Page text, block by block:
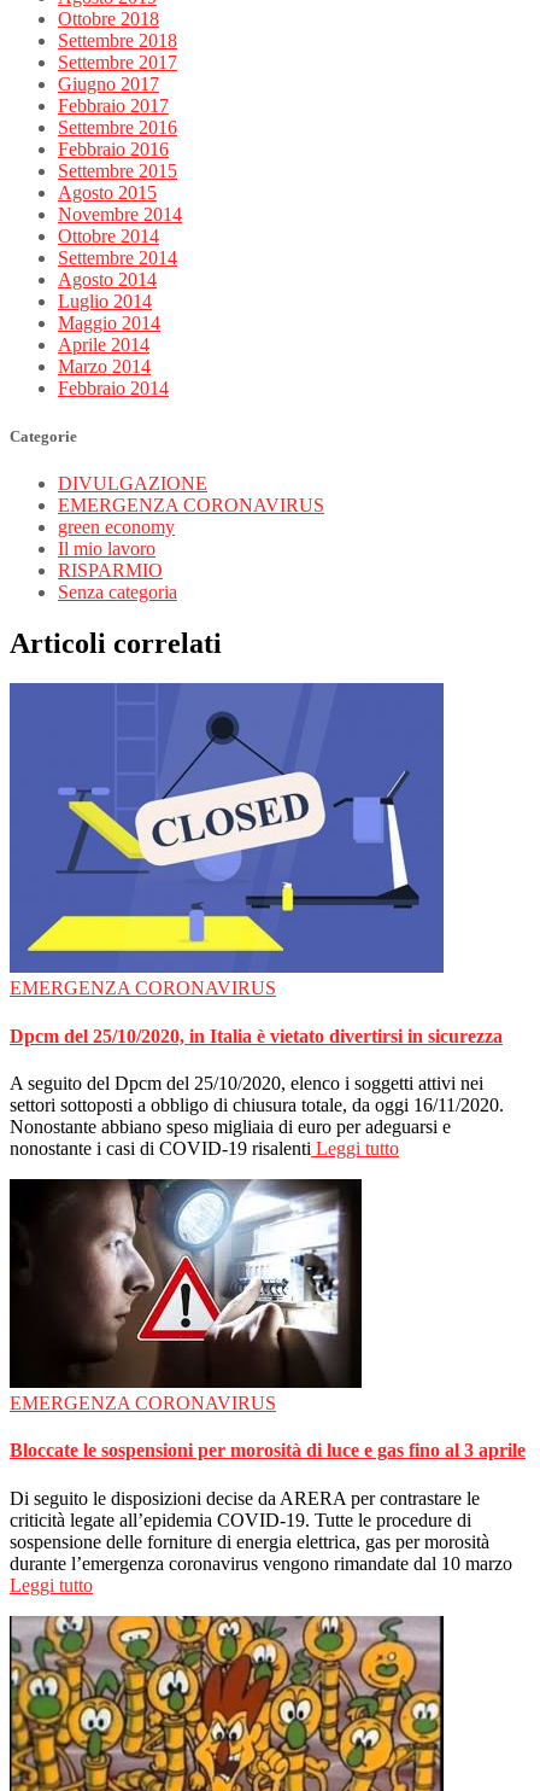
Ottobre 2018
Settembre 2018
Settembre 2017
Giugno 2017
Febbraio 2017
Settembre 2016
Febbraio 2016
Settembre 2015
Agosto 2015
Novembre 2014
Ottobre 2014
Settembre 2014
Agosto 2014
Luglio 2014
Maggio 2014
Aprile 2014
Marzo 2014
Febbraio 2014
Categorie
DIVULGAZIONE
EMERGENZA CORONAVIRUS
green economy
Il mio lavoro
RISPARMIO
Senza categoria
Articoli correlati
EMERGENZA CORONAVIRUS
Dpcm del 25/10/2020, in Italia è vietato divertirsi in sicurezza
A seguito del Dpcm del 25/10/2020, elenco i soggetti attivi nei
settori sottoposti a obbligo di chiusura totale, da oggi 16/11/2020.
Nonostante abbiano speso migliaia di euro per adeguarsi e
nonostante i casi di COVID-19 risalenti Leggi tutto
EMERGENZA CORONAVIRUS
Bloccate le sospensioni per morosità di luce e gas fino al 3 aprile
Di seguito le disposizioni decise da ARERA per contrastare le
criticità legate all’epidemia COVID-19. Tutte le procedure di
sospensione delle forniture di energia elettrica, gas per morosità
durante l’emergenza coronavirus vengono rimandate dal 10 marzo
Leggi tutto